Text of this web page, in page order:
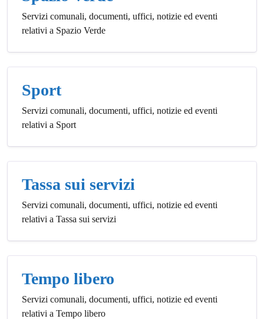
Servizi comunali, documenti, uffici, notizie ed eventi
relativi a Spazio Verde
Sport
Servizi comunali, documenti, uffici, notizie ed eventi
relativi a Sport
Tassa sui servizi
Servizi comunali, documenti, uffici, notizie ed eventi
relativi a Tassa sui servizi
Tempo libero
Servizi comunali, documenti, uffici, notizie ed eventi
relativi a Tempo libero